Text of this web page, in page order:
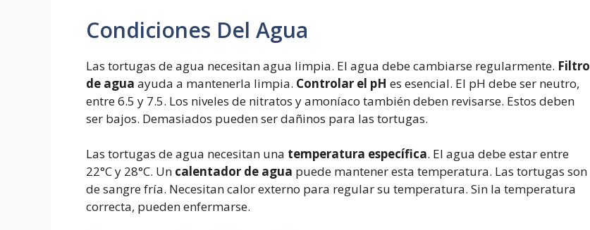
Condiciones Del Agua
Las tortugas de agua necesitan agua limpia. El agua debe cambiarse regularmente. Filtro
de agua ayuda a mantenerla limpia. Controlar el pH es esencial. El pH debe ser neutro,
entre 6.5 y 7.5. Los niveles de nitratos y amoníaco también deben revisarse. Estos deben
ser bajos. Demasiados pueden ser dañinos para las tortugas.
Las tortugas de agua necesitan una temperatura específica. El agua debe estar entre
22°C y 28°C. Un calentador de agua puede mantener esta temperatura. Las tortugas son
de sangre fría. Necesitan calor externo para regular su temperatura. Sin la temperatura
correcta, pueden enfermarse.